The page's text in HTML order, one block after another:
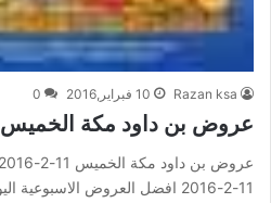
Razan ksa 10 فبراير,2016 0
عروض بن داود مكة الخميس 11-2-2016
11-2-2016 افضل العروض الاسبوعية اليوم 3 جمادى الاول 1437…